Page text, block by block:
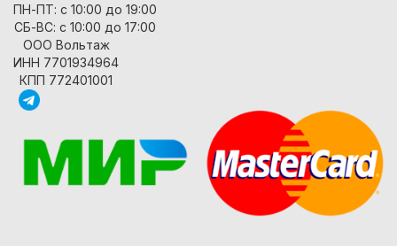
ПН-ПТ: с 10:00 до 19:00
СБ-ВС: с 10:00 до 17:00
ООО Вольтаж
ИНН 7701934964
КПП 772401001